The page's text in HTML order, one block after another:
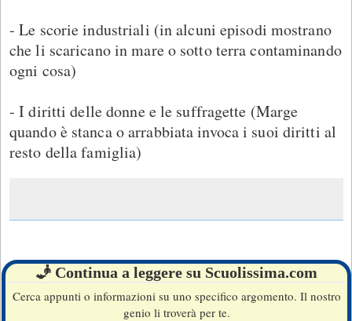
- Le scorie industriali (in alcuni episodi mostrano
che li scaricano in mare o sotto terra contaminando
ogni cosa)
- I diritti delle donne e le suffragette (Marge
quando è stanca o arrabbiata invoca i suoi diritti al
resto della famiglia)
🧞 Continua a leggere su Scuolissima.com
Cerca appunti o informazioni su uno specifico argomento. Il nostro
genio li troverà per te.